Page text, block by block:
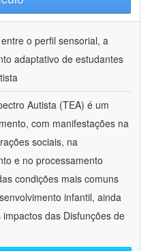
o perfil sensorial, a
adaptativo de estudantes
Autista (TEA) é um
com manifestações na
sociais, na
e no processamento
condições mais comuns
infantil, ainda
das Disfunções de